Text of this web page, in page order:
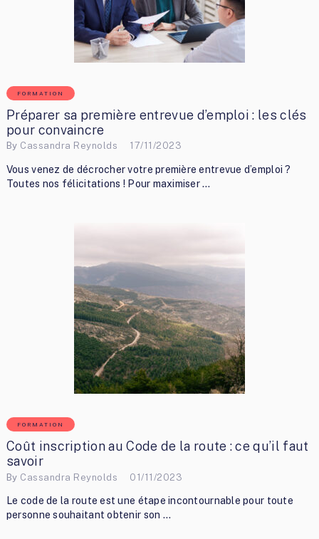
FORMATION
Préparer sa première entrevue d’emploi : les clés
pour convaincre
By Cassandra Reynolds 17/11/2023
Vous venez de décrocher votre première entrevue d’emploi ?
Toutes nos félicitations ! Pour maximiser …
FORMATION
Coût inscription au Code de la route : ce qu’il faut
savoir
By Cassandra Reynolds 01/11/2023
Le code de la route est une étape incontournable pour toute
personne souhaitant obtenir son …